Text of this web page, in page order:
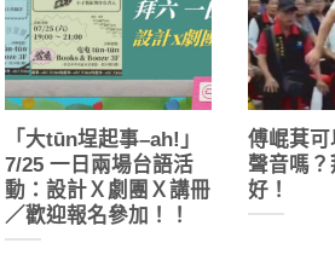
「大tūn埕起事–ah!」
7/25 一日兩場台語活
動：設計Ｘ劇團Ｘ講冊
／歡迎報名參加！！
傅崐萁
聲音嗎
好！